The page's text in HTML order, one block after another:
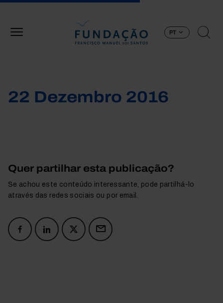
PT
22 Dezembro 2016
Quer partilhar esta publicação?
Se achou este conteúdo interessante, pode partilhá-lo
através das redes sociais ou por email.